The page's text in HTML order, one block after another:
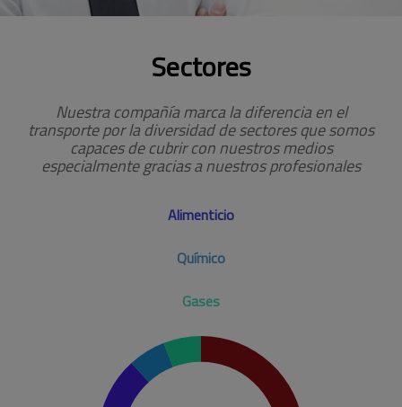
Sectores
Nuestra compañía marca la diferencia en el
transporte por la diversidad de sectores que somos
capaces de cubrir con nuestros medios
especialmente gracias a nuestros profesionales
Alimenticio
Químico
Gases